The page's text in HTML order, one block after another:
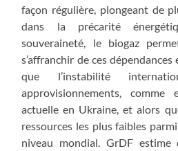
façon régulière, plongeant de
dans la précarité
souveraineté, le biogaz
s’affranchir de ces
que l’instabilité
approvisionnements,
actuelle en Ukraine, et alors
ressources les plus faibles
niveau mondial. GrDF